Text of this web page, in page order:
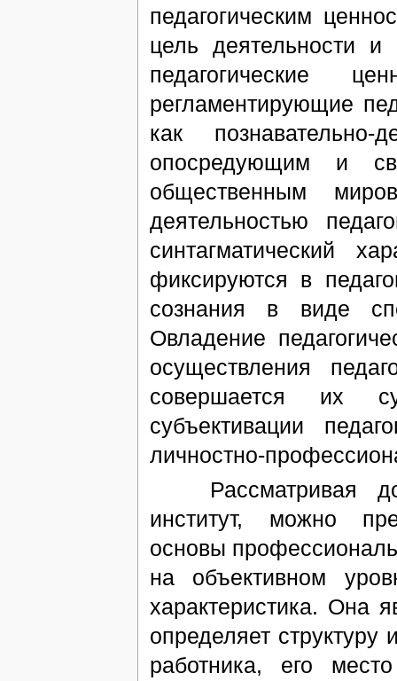
педагогическим
цель деятельности
педагогические
регламентирующие
как
опосредующим и
общественным
деятельностью
синтагматический
фиксируются в
сознания в виде
Овладение
осуществления
совершается их
субъективации
личностно-
Рассматривая
институт, можно
основы
на объективном
характеристика. Она
определяет структуру
работника, его